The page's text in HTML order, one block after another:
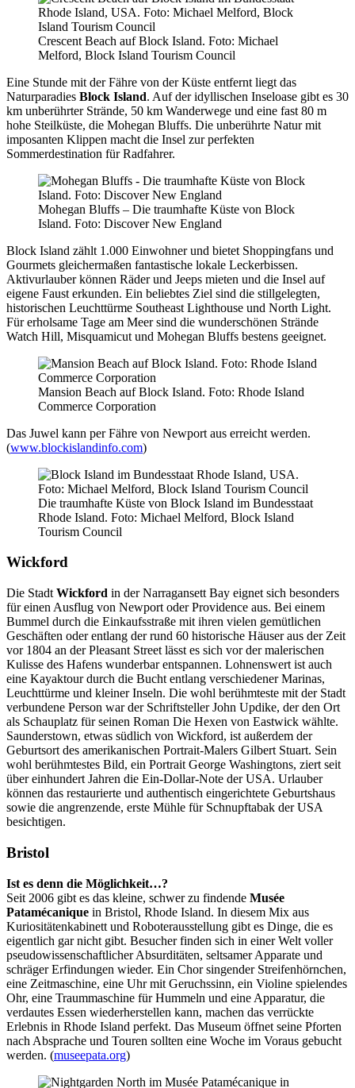
Crescent Beach auf Block Island. Foto: Michael
Melford, Block Island Tourism Council
Eine Stunde mit der Fähre von der Küste entfernt liegt das
Naturparadies Block Island. Auf der idyllischen Inseloase gibt es 30
km unberührter Strände, 50 km Wanderwege und eine fast 80 m
hohe Steilküste, die Mohegan Bluffs. Die unberührte Natur mit
imposanten Klippen macht die Insel zur perfekten
Sommerdestination für Radfahrer.
Mohegan Bluffs – Die traumhafte Küste von Block
Island. Foto: Discover New England
Block Island zählt 1.000 Einwohner und bietet Shoppingfans und
Gourmets gleichermaßen fantastische lokale Leckerbissen.
Aktivurlauber können Räder und Jeeps mieten und die Insel auf
eigene Faust erkunden. Ein beliebtes Ziel sind die stillgelegten,
historischen Leuchttürme Southeast Lighthouse und North Light.
Für erholsame Tage am Meer sind die wunderschönen Strände
Watch Hill, Misquamicut und Mohegan Bluffs bestens geeignet.
Mansion Beach auf Block Island. Foto: Rhode Island
Commerce Corporation
Das Juwel kann per Fähre von Newport aus erreicht werden.
(www.blockislandinfo.com)
Die traumhafte Küste von Block Island im Bundesstaat
Rhode Island. Foto: Michael Melford, Block Island
Tourism Council
Wickford
Die Stadt Wickford in der Narragansett Bay eignet sich besonders
für einen Ausflug von Newport oder Providence aus. Bei einem
Bummel durch die Einkaufsstraße mit ihren vielen gemütlichen
Geschäften oder entlang der rund 60 historische Häuser aus der Zeit
vor 1804 an der Pleasant Street lässt es sich vor der malerischen
Kulisse des Hafens wunderbar entspannen. Lohnenswert ist auch
eine Kayaktour durch die Bucht entlang verschiedener Marinas,
Leuchttürme und kleiner Inseln. Die wohl berühmteste mit der Stadt
verbundene Person war der Schriftsteller John Updike, der den Ort
als Schauplatz für seinen Roman Die Hexen von Eastwick wählte.
Saunderstown, etwas südlich von Wickford, ist außerdem der
Geburtsort des amerikanischen Portrait-Malers Gilbert Stuart. Sein
wohl berühmtestes Bild, ein Portrait George Washingtons, ziert seit
über einhundert Jahren die Ein-Dollar-Note der USA. Urlauber
können das restaurierte und authentisch eingerichtete Geburtshaus
sowie die angrenzende, erste Mühle für Schnupftabak der USA
besichtigen.
Bristol
Ist es denn die Möglichkeit…?
Seit 2006 gibt es das kleine, schwer zu findende Musée
Patamécanique in Bristol, Rhode Island. In diesem Mix aus
Kuriositätenkabinett und Roboterausstellung gibt es Dinge, die es
eigentlich gar nicht gibt. Besucher finden sich in einer Welt voller
pseudowissenschaftlicher Absurditäten, seltsamer Apparate und
schräger Erfindungen wieder. Ein Chor singender Streifenhörnchen,
eine Zeitmaschine, eine Uhr mit Geruchssinn, ein Violine spielendes
Ohr, eine Traummaschine für Hummeln und eine Apparatur, die
verdautes Essen wiederherstellen kann, machen das verrückte
Erlebnis in Rhode Island perfekt. Das Museum öffnet seine Pforten
nach Absprache und Touren sollten eine Woche im Voraus gebucht
werden. (museepata.org)